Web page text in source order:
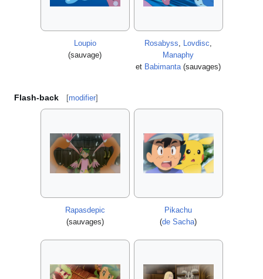
Loupio
(sauvage)
Rosabyss, Lovdisc,
Manaphy
et Babimanta(sauvages)
Flash-back [modifier]
Rapasdepic
(sauvages)
Pikachu
(de Sacha)